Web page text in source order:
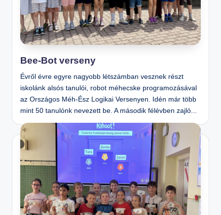
Bee-Bot verseny
Évről évre egyre nagyobb létszámban vesznek részt
iskolánk alsós tanulói, robot méhecske programozásával
az Országos Méh-Ész Logikai Versenyen. Idén már több
mint 50 tanulónk nevezett be. A második félévben zajló...